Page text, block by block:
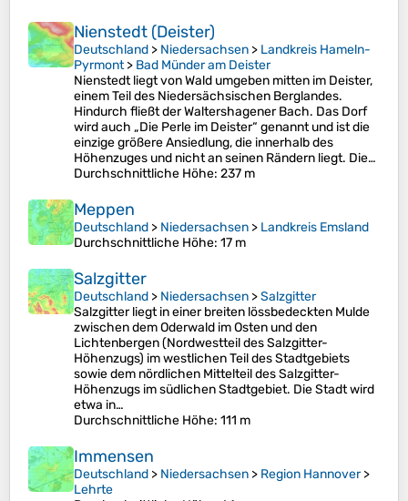
Nienstedt (Deister)
Deutschland > Niedersachsen > Landkreis Hameln-
Pyrmont> Bad Münder am Deister
Nienstedt liegt von Wald umgeben mitten im Deister,
einem Teil des Niedersächsischen Berglandes.
Hindurch fließt der Waltershagener Bach. Das Dorf
wird auch „Die Perle im Deister“ genannt und ist die
einzige größere Ansiedlung, die innerhalb des
Höhenzuges und nicht an seinen Rändern liegt. Die…
Durchschnittliche Höhe: 237 m
Meppen
Deutschland > Niedersachsen > Landkreis Emsland
Durchschnittliche Höhe: 17 m
Salzgitter
Deutschland > Niedersachsen >Salzgitter
Salzgitter liegt in einer breiten lössbedeckten Mulde
zwischen dem Oderwald im Osten und den
Lichtenbergen (Nordwestteil des Salzgitter-
Höhenzugs) im westlichen Teil des Stadtgebiets
sowie dem nördlichen Mittelteil des Salzgitter-
Höhenzugs im südlichen Stadtgebiet. Die Stadt wird
etwa in…
Durchschnittliche Höhe: 111 m
Immensen
Deutschland > Niedersachsen > Region Hannover>
Lehrte